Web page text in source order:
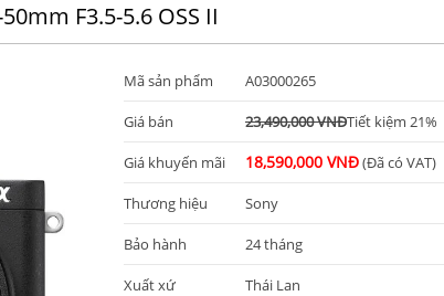
F3.5-5.6 OSS II
Mã sản phẩm A03000265
Giá bán 23,490,000 VNĐTiết kiệm 21%
Giá khuyến mãi 18,590,000 VNĐ(Đã có VAT)
Thương hiệu Sony
Bảo hành 24 tháng
Xuất xứ Thái Lan